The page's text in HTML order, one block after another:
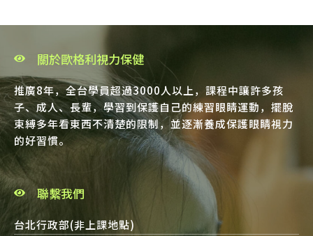
關於歐格利視力保健
推廣8年，全台學員超過3000人以上，課程中讓許多孩
子、成人、長輩，學習到保護自己的練習眼睛運動，擺脫
束縛多年看東西不清楚的限制，並逐漸養成保護眼睛視力
的好習慣。
聯繫我們
台北行政部(非上課地點)